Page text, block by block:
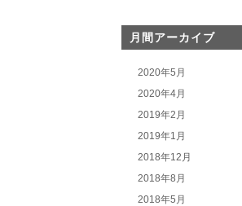
月間アーカイブ
2020年5月
2020年4月
2019年2月
2019年1月
2018年12月
2018年8月
2018年5月